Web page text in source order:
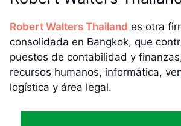
Robert Walters Thailand es otra
consolidada en Bangkok, que
puestos de contabilidad y
recursos humanos, informática,
logística y área legal.